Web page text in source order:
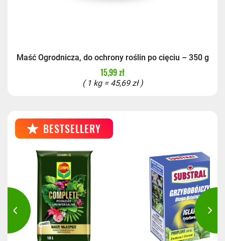
Maść Ogrodnicza, do ochrony roślin po cięciu – 350 g
15,99 zł
( 1 kg = 45,69 zł )
BESTSELLERY